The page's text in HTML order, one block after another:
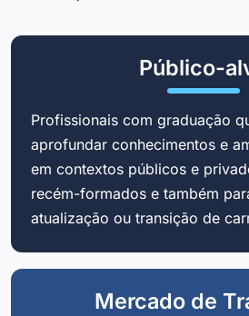
Público-
Profissionais com graduação
aprofundar conhecimentos e
em contextos públicos e
recém-formados e também
atualização ou transição de
Mercado de